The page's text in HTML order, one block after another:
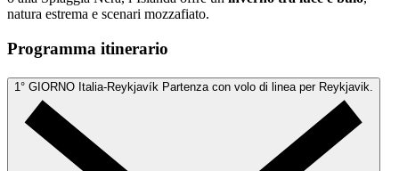
natura estrema e scenari mozzafiato.
Programma itinerario
1° GIORNO Italia-Reykjavík Partenza con volo di linea per Reykjavik.